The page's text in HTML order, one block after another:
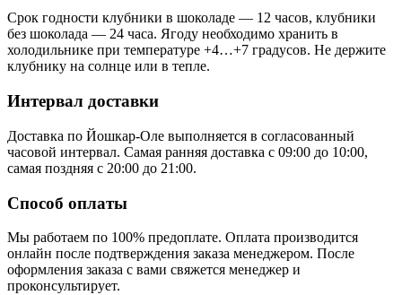
Срок годности клубники в шоколаде — 12 часов, клубники
без шоколада — 24 часа. Ягоду необходимо хранить в
холодильнике при температуре +4…+7 градусов. Не держите
клубнику на солнце или в тепле.
Интервал доставки
Доставка по Йошкар-Оле выполняется в согласованный
часовой интервал. Самая ранняя доставка с 09:00 до 10:00,
самая поздняя с 20:00 до 21:00.
Способ оплаты
Мы работаем по 100% предоплате. Оплата производится
онлайн после подтверждения заказа менеджером. После
оформления заказа с вами свяжется менеджер и
проконсультирует.